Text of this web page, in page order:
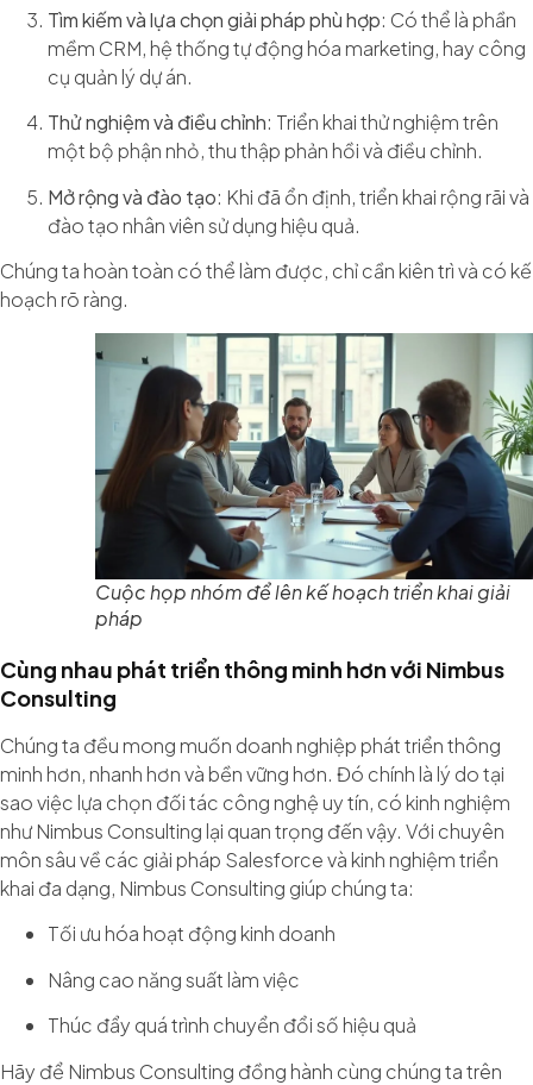
Tìm kiếm và lựa chọn giải pháp phù hợp: Có thể là phần
mềm CRM, hệ thống tự động hóa marketing, hay công
cụ quản lý dự án.
Thử nghiệm và điều chỉnh: Triển khai thử nghiệm trên
một bộ phận nhỏ, thu thập phản hồi và điều chỉnh.
Mở rộng và đào tạo: Khi đã ổn định, triển khai rộng rãi và
đào tạo nhân viên sử dụng hiệu quả.
Chúng ta hoàn toàn có thể làm được, chỉ cần kiên trì và có kế
hoạch rõ ràng.
Cuộc họp nhóm để lên kế hoạch triển khai giải
pháp
Cùng nhau phát triển thông minh hơn với Nimbus
Consulting
Chúng ta đều mong muốn doanh nghiệp phát triển thông
minh hơn, nhanh hơn và bền vững hơn. Đó chính là lý do tại
sao việc lựa chọn đối tác công nghệ uy tín, có kinh nghiệm
như Nimbus Consulting lại quan trọng đến vậy. Với chuyên
môn sâu về các giải pháp Salesforce và kinh nghiệm triển
khai đa dạng, Nimbus Consulting giúp chúng ta:
Tối ưu hóa hoạt động kinh doanh
Nâng cao năng suất làm việc
Thúc đẩy quá trình chuyển đổi số hiệu quả
Hãy để Nimbus Consulting đồng hành cùng chúng ta trên